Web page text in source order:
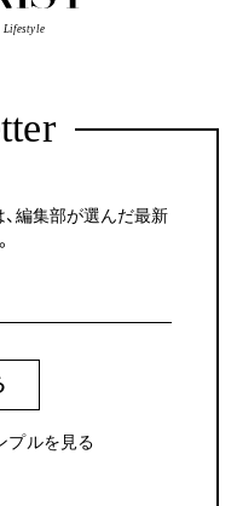
編集部が選んだ最新
プルを見る